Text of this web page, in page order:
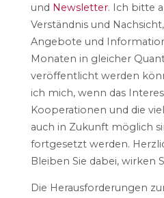
und Newsletter. Ich bitte
Verständnis und
Angebote und
Monaten in gleicher
veröffentlicht werden
ich mich, wenn das
Kooperationen und die
auch in Zukunft möglich
fortgesetzt werden.
Bleiben Sie dabei, wirken
Die Herausforderungen